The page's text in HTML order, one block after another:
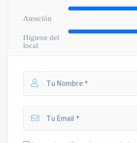
Atención
Higiene del
local